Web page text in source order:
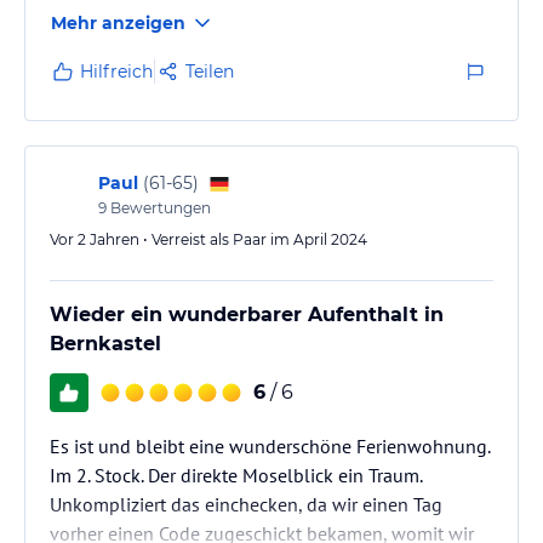
Gegenüber Bootsanlegestelle und Haltestelle
Bimmelbahn.
Mehr anzeigen
Hilfreich Teilen
Paul (61-65)
9 Bewertungen
Vor 2 Jahren • Verreist als Paar im April 2024
Wieder ein wunderbarer Aufenthalt in
Bernkastel
6 / 6
Es ist und bleibt eine wunderschöne Ferienwohnung.
Im 2. Stock. Der direkte Moselblick ein Traum.
Unkompliziert das einchecken, da wir einen Tag
vorher einen Code zugeschickt bekamen, womit wir